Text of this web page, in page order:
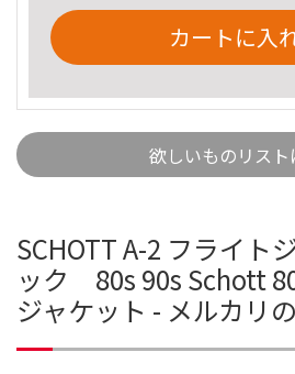
カートに入
欲しいものリスト
SCHOTT A-2 フライト
ック 80s 90s Schott
ジャケット - メルカリ